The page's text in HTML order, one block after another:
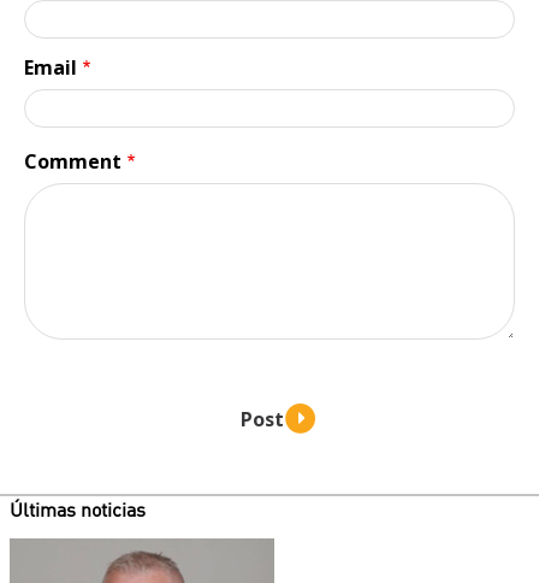
Últimas noticias
Email
Comment